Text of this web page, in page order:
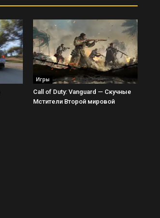
Игры
Call of Duty: Vanguard — Скучные
Мстители Второй мировой